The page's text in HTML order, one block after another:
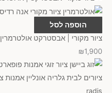
הוספה לסל
ציור מקורי | אבסטרקט אולטרמרין
₪1,900